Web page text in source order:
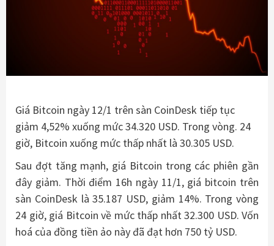
Giá Bitcoin ngày 12/1 trên sàn CoinDesk tiếp tục
giảm 4,52% xuống mức 34.320 USD. Trong vòng. 24
giờ, Bitcoin xuống mức thấp nhất là 30.305 USD.
Sau đợt tăng mạnh, giá Bitcoin trong các phiên gần
đây giảm. Thời điểm 16h ngày 11/1, giá bitcoin trên
sàn CoinDesk là 35.187 USD, giảm 14%. Trong vòng
24 giờ, giá Bitcoin về mức thấp nhất 32.300 USD. Vốn
hoá của đồng tiền ảo này đã đạt hơn 750 tỷ USD.